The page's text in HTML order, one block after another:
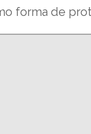
forma de